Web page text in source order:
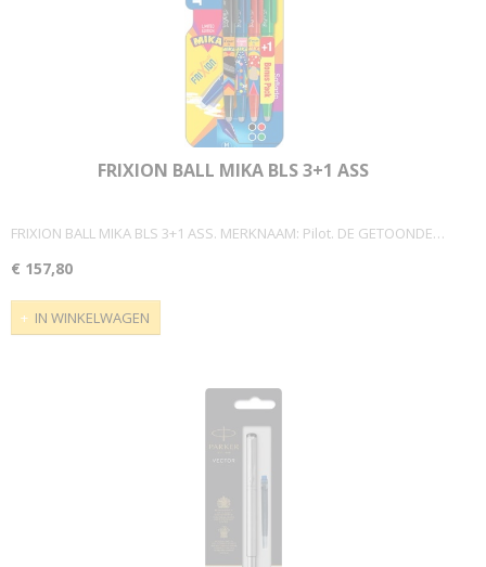
FRIXION BALL MIKA BLS 3+1 ASS
FRIXION BALL MIKA BLS 3+1 ASS. MERKNAAM: Pilot. DE GETOONDE…
€ 157,80
IN WINKELWAGEN